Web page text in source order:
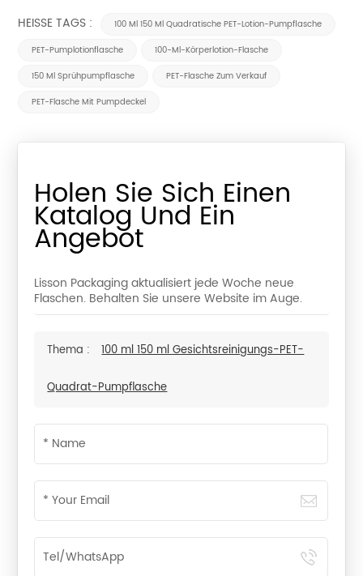
HEISSE TAGS :
100 Ml 150 Ml Quadratische PET-Lotion-Pumpflasche
PET-Pumplotionflasche
100-Ml-Körperlotion-Flasche
150 Ml Sprühpumpflasche
PET-Flasche Zum Verkauf
PET-Flasche Mit Pumpdeckel
Holen Sie Sich Einen
Katalog Und Ein
Angebot
Lisson Packaging aktualisiert jede Woche neue
Flaschen. Behalten Sie unsere Website im Auge.
Thema : 100 ml 150 ml Gesichtsreinigungs-PET-
Quadrat-Pumpflasche